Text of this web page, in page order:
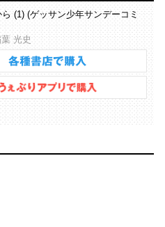
(1) (ゲッサン少年サンデーコミ
光史